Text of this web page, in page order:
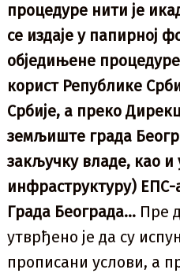
процедуре нити је
се издаје у папирној
обједињене
корист Републике
Србије, а преко
земљиште града
закључку владе, као и
инфраструктуру)
Града Београда… Пре
утврђено је да су
прописани услови, а